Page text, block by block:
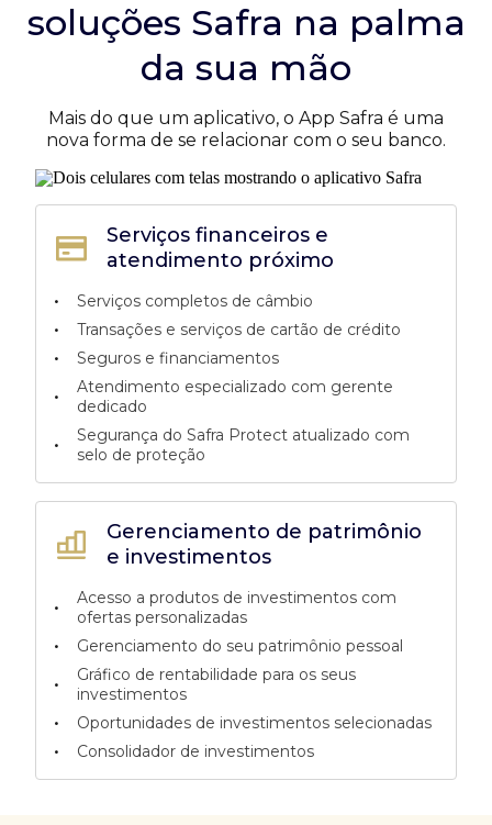
soluções Safra na palma
da sua mão
Mais do que um aplicativo, o App Safra é uma
nova forma de se relacionar com o seu banco.
Gerenciamento de patrimônio
e investimentos
•
Acesso a produtos de investimentos com
ofertas personalizadas
• Gerenciamento do seu patrimônio pessoal
•
Gráfico de rentabilidade para os seus
investimentos
• Oportunidades de investimentos selecionadas
• Consolidador de investimentos
Serviços financeiros e
atendimento próximo
•
Serviços completos de câmbio
• Transações e serviços de cartão de crédito
• Seguros e financiamentos
•
Atendimento especializado com gerente
dedicado
•
Segurança do Safra Protect atualizado com
selo de proteção